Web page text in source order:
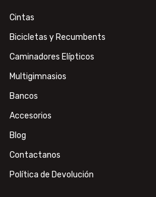
Cintas
Bicicletas y Recumbents
Caminadores Elípticos
Multigimnasios
Bancos
Accesorios
Blog
Contactanos
Política de Devolución